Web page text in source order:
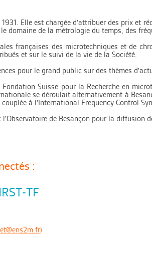
1931. Elle est chargée d'attribuer des prix et
domaine de la métrologie du temps, des
françaises des microtechniques et de
et sur le suivi de la vie de la Société.
pour le grand public sur des thèmes
Suisse pour la Recherche en
se déroulait alternativement à
à l'International Frequency Control
l'Observatoire de Besançon pour la diffusion
:
TF